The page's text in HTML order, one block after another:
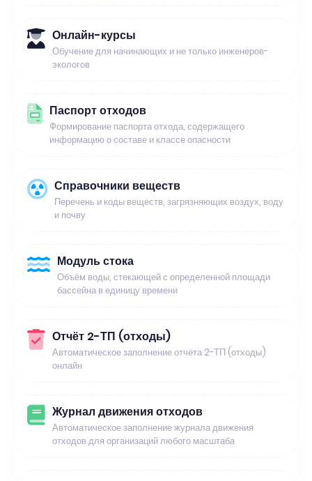
Онлайн-курсы
Обучение для начинающих и не только инженеров-
экологов
Паспорт отходов
Формирование паспорта отхода, содержащего
информацию о составе и классе опасности
Справочники веществ
Перечень и коды веществ, загрязняющих воздух, воду
и почву
Модуль стока
Объём воды, стекающей с определенной площади
бассейна в единицу времени
Отчёт 2-ТП (отходы)
Автоматическое заполнение отчёта 2-ТП (отходы)
онлайн
Журнал движения отходов
Автоматическое заполнение журнала движения
отходов для организаций любого масштаба